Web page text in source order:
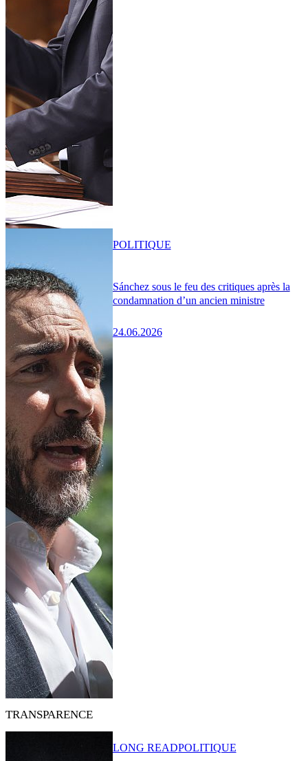
Sánchez sous le feu des critiques après la
condamnation d’un ancien ministre
24.06.2026
POLITIQUE
TRANSPARENCE
LONG READPOLITIQUE